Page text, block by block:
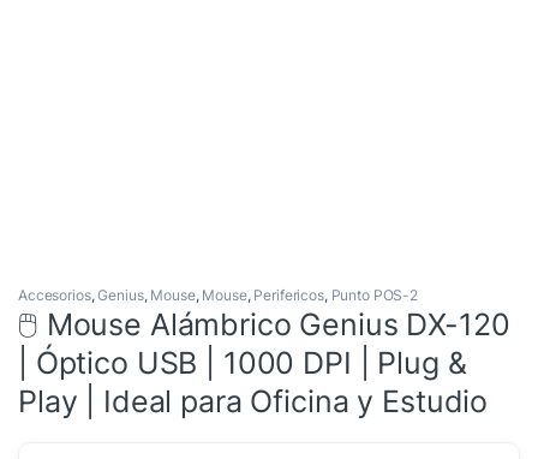
Accesorios,Genius, Mouse, Mouse, Perifericos, Punto POS-2
🖱️ Mouse Alámbrico Genius DX-120
| Óptico USB | 1000 DPI | Plug &
Play | Ideal para Oficina y Estudio